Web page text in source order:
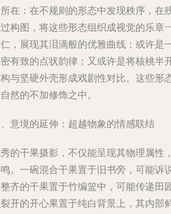
在：在不规则的形态中发现秩序，在
构图，将这些形态组织成视觉的乐
，展现其泪滴般的优雅曲线；或许是
有致的点状韵律；又或许是将核桃半
与坚硬外壳形成戏剧性对比。这些形
然的不加修饰之中。
意境的延伸：超越物象的情感联结
的干果摄影，不仅能呈现其物理属性
。一碗混合干果置于旧书旁，可能诉
齐的干果置于竹编篮中，可能传递田
开的开心果置于纯白背景上，其内部